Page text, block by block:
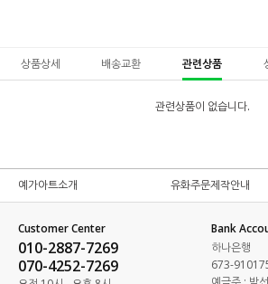
상품상세 배송교환 관련상품
관련상품이 없습니다.
예가아트소개 유화주문제작안내
Customer Center
010-2887-7269
070-4252-7269
Bank
하나은행
673-